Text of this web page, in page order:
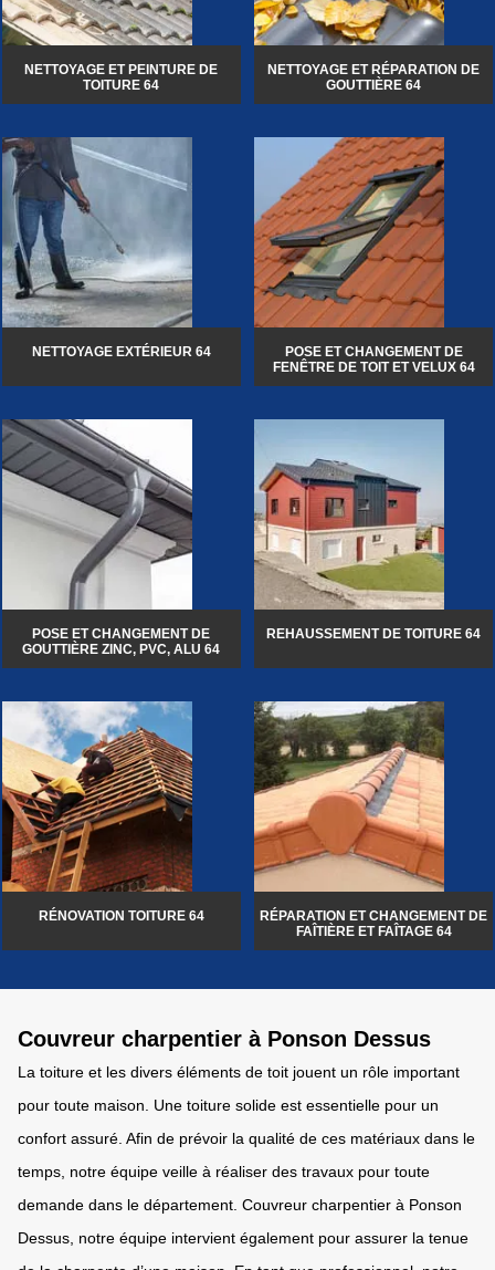
NETTOYAGE ET PEINTURE DE
TOITURE 64
NETTOYAGE ET RÉPARATION DE
GOUTTIÈRE 64
NETTOYAGE EXTÉRIEUR 64
POSE ET CHANGEMENT DE
FENÊTRE DE TOIT ET VELUX 64
POSE ET CHANGEMENT DE
GOUTTIÈRE ZINC, PVC, ALU 64
REHAUSSEMENT DE TOITURE 64
RÉNOVATION TOITURE 64
RÉPARATION ET CHANGEMENT DE
FAÎTIÈRE ET FAÎTAGE 64
Couvreur charpentier à Ponson Dessus
La toiture et les divers éléments de toit jouent un rôle important
pour toute maison. Une toiture solide est essentielle pour un
confort assuré. Afin de prévoir la qualité de ces matériaux dans le
temps, notre équipe veille à réaliser des travaux pour toute
demande dans le département. Couvreur charpentier à Ponson
Dessus, notre équipe intervient également pour assurer la tenue